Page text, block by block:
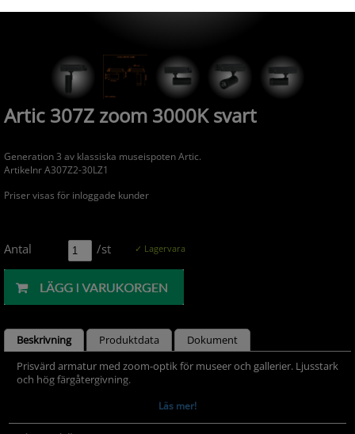
Artic 307Z zoom 3000K svart
Generation 3 av klassiska museispoten Artic.
Artikelnr A307Z2-30LZ1
Priser visas för inloggade kunder
Antal /st ✓ Lagervara
Beskrivning Produktdata
Dokument
Prisvärd armatur med zoom-optik för museer och gallerier. Ljusstark
och hög färgåtergivning.
- LED COB på 665 lumen och CRI Ra 97.
Läs mer!